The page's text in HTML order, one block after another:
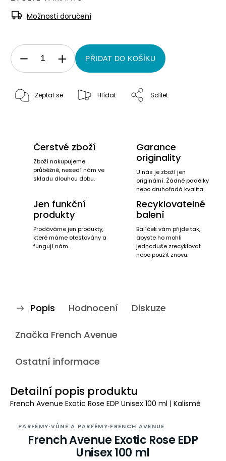
Možnosti doručení
PŘIDAT DO KOŠÍKU
Zeptat se Hlídat Sdílet
Čerstvé zboží
Zboží nakupujeme
průběžně, nesedí nám ve
skladu dlouhou dobu.
Garance
originality
U nás je zboží jen
originální. Žádné padělky
nebo druhořadá kvalita.
Jen funkční
produkty
Prodáváme jen produkty,
které máme otestovány a
fungují nám.
Recyklovatelné
balení
Balíček vám přijde tak,
abyste ho mohli
jednoduše zrecyklovat
nebo použít znovu.
Popis Hodnocení Diskuze
Značka French Avenue
Ostatní informace
Detailní popis produktu
French Avenue Exotic Rose EDP Unisex 100 ml | Kalismé
PARFÉMY·VŮNĚ A PARFÉMY·FRENCH AVENUE
French Avenue Exotic Rose EDP
Unisex 100 ml